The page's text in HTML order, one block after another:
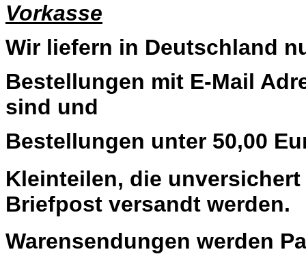
Vorkasse
Wir liefern in Deutschland
Bestellungen mit E-Mail
sind und
Bestellungen unter 50,00
Kleinteilen, die
Briefpost versandt werden.
Warensendungen werden